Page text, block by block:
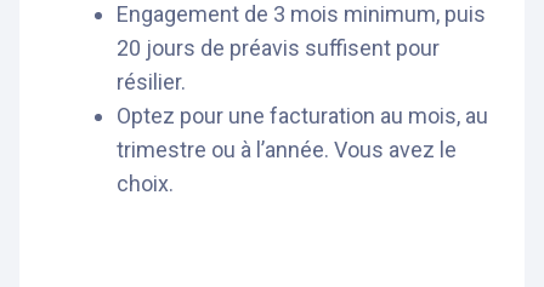
Engagement de 3 mois minimum, puis
20 jours de préavis suffisent pour
résilier.
Optez pour une facturation au mois, au
trimestre ou à l’année. Vous avez le
choix.